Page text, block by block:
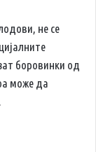
не се
боровинки од
може да